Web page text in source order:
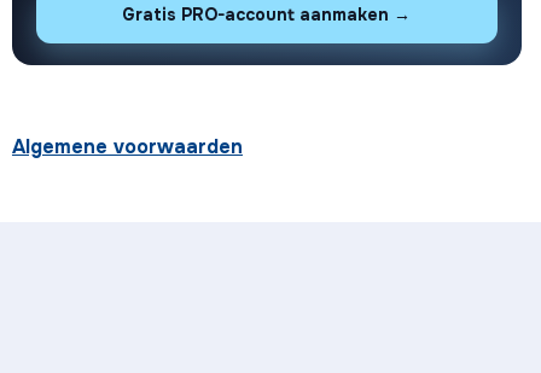
Gratis PRO-account aanmaken →
Algemene voorwaarden